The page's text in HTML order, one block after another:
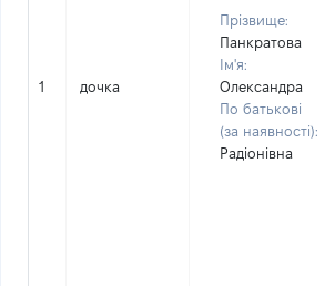
1 дочка
Прізвище:
Панкратова
Ім'я:
Олександра
По батькові
(за наявності):
Радіонівна